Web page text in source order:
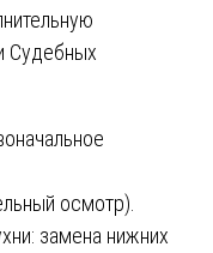
Судебных
осмотр).
замена нижних